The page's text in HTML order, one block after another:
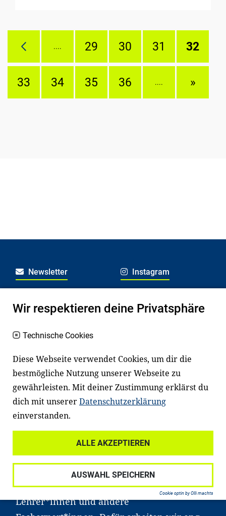
.... 29 30 31 32
33 34 35 36 .... »
Newsletter Instagram
Youtube
Ein gutes Lese- und Sprachvermögen
macht den positiven Unterschied:
Es erleichtert den Zugang zu Bildung und
Kinder und Jugendliche in Deutschland
haben aber große Schwierigkeiten dabei.
Unser Angebot richtet sich deshalb gezielt
an Familien sowie an Erzieher*innen,
Lehrer*innen und andere
Wir respektieren deine Privatsphäre
Technische Cookies
Diese Webseite verwendet Cookies, um dir die
bestmögliche Nutzung unserer Webseite zu
gewährleisten. Mit deiner Zustimmung erklärst du
dich mit unsererDatenschutzerklärung
einverstanden.
ALLE AKZEPTIEREN
AUSWAHL SPEICHERN
Cookie optin by Olli machts